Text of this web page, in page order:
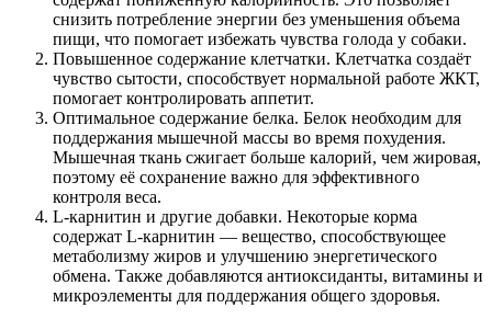
снизить потребление энергии без уменьшения объема
пищи, что помогает избежать чувства голода у собаки.
Повышенное содержание клетчатки. Клетчатка создаёт
чувство сытости, способствует нормальной работе ЖКТ,
помогает контролировать аппетит.
Оптимальное содержание белка. Белок необходим для
поддержания мышечной массы во время похудения.
Мышечная ткань сжигает больше калорий, чем жировая,
поэтому её сохранение важно для эффективного
контроля веса.
L-карнитин и другие добавки. Некоторые корма
содержат L-карнитин — вещество, способствующее
метаболизму жиров и улучшению энергетического
обмена. Также добавляются антиоксиданты, витамины и
микроэлементы для поддержания общего здоровья.